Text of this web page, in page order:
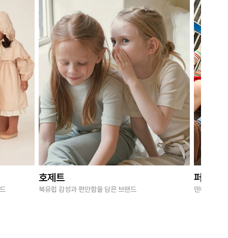
호제트
북유럽 감성과 편안함을 담은 브랜드
퍼브키
덴마크 감